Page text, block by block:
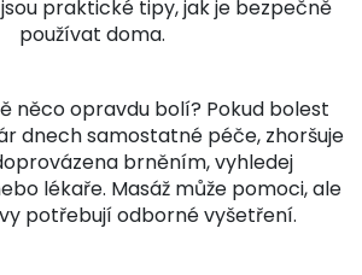
praktické tipy, jak je bezpečně
používat doma.
něco opravdu bolí? Pokud bolest
dnech samostatné péče, zhoršuje
brněním, vyhledej
lékaře. Masáž může pomoci, ale
potřebují odborné vyšetření.